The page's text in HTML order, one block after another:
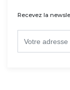
Recevez la